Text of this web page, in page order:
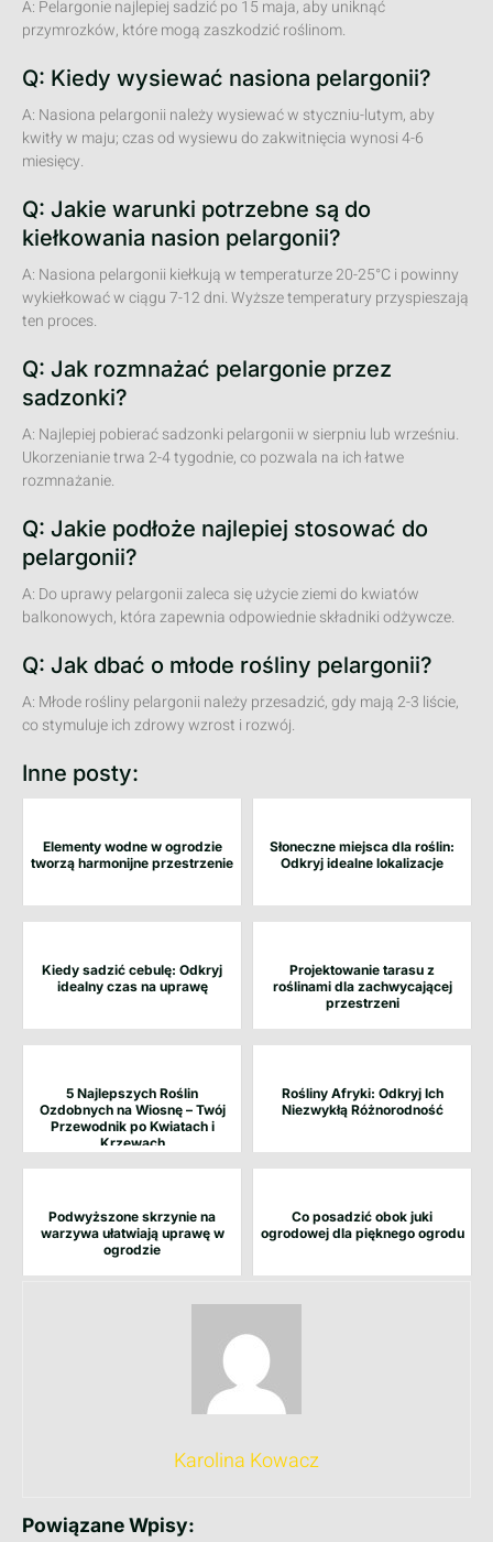
A: Pelargonie najlepiej sadzić po 15 maja, aby uniknąć
przymrozków, które mogą zaszkodzić roślinom.
Q: Kiedy wysiewać nasiona pelargonii?
A: Nasiona pelargonii należy wysiewać w styczniu-lutym, aby
kwitły w maju; czas od wysiewu do zakwitnięcia wynosi 4-6
miesięcy.
Q: Jakie warunki potrzebne są do
kiełkowania nasion pelargonii?
A: Nasiona pelargonii kiełkują w temperaturze 20-25°C i powinny
wykiełkować w ciągu 7-12 dni. Wyższe temperatury przyspieszają
ten proces.
Q: Jak rozmnażać pelargonie przez
sadzonki?
A: Najlepiej pobierać sadzonki pelargonii w sierpniu lub wrześniu.
Ukorzenianie trwa 2-4 tygodnie, co pozwala na ich łatwe
rozmnażanie.
Q: Jakie podłoże najlepiej stosować do
pelargonii?
A: Do uprawy pelargonii zaleca się użycie ziemi do kwiatów
balkonowych, która zapewnia odpowiednie składniki odżywcze.
Q: Jak dbać o młode rośliny pelargonii?
A: Młode rośliny pelargonii należy przesadzić, gdy mają 2-3 liście,
co stymuluje ich zdrowy wzrost i rozwój.
Inne posty:
Elementy wodne w ogrodzie
tworzą harmonijne przestrzenie
Słoneczne miejsca dla roślin:
Odkryj idealne lokalizacje
Kiedy sadzić cebulę: Odkryj
idealny czas na uprawę
Projektowanie tarasu z
roślinami dla zachwycającej
przestrzeni
5 Najlepszych Roślin
Ozdobnych na Wiosnę – Twój
Przewodnik po Kwiatach i
Krzewach
Rośliny Afryki: Odkryj Ich
Niezwykłą Różnorodność
Podwyższone skrzynie na
warzywa ułatwiają uprawę w
ogrodzie
Co posadzić obok juki
ogrodowej dla pięknego ogrodu
Karolina Kowacz
Powiązane Wpisy: